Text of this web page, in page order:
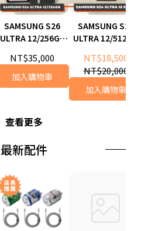
SAMSUNG S26
ULTRA 12/256GB
NT$35,000
加入購物車
SAMSUNG S24
ULTRA 12/512GB
NT$18,500
NT$20,000
加入購物車
查看更多
最新配件